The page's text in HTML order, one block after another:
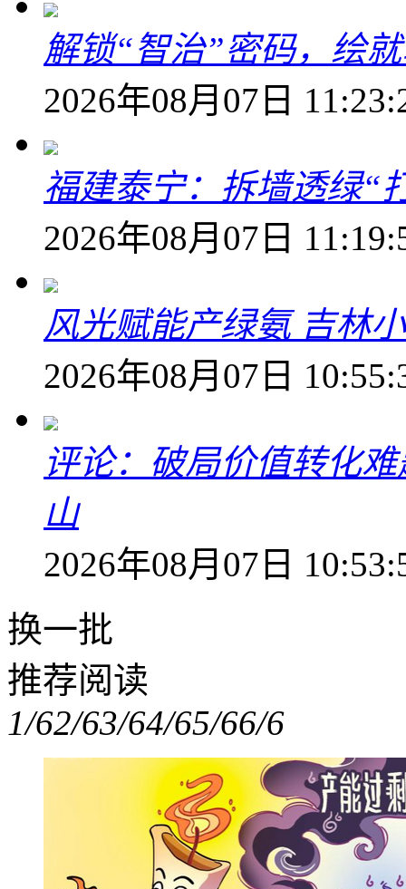
解锁“智治”密码，绘
2026年08月07日
福建泰宁：拆墙透绿“
2026年08月07日
风光赋能产绿氨 吉林
2026年08月07日
评论：破局价值转化
山
2026年08月07日
换一批
推荐阅读
1/62/63/64/65/66/6